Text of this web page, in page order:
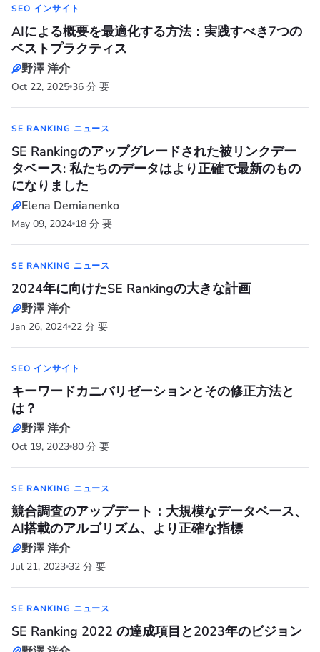
SEO インサイト
AIによる概要を最適化する方法：実践すべき7つの
ベストプラクティス
野澤 洋介
Oct 22, 2025 36 分 要
SE RANKING ニュース
SE Rankingのアップグレードされた被リンクデー
タベース: 私たちのデータはより正確で最新のもの
になりました
Elena Demianenko
May 09, 2024 18 分 要
SE RANKING ニュース
2024年に向けたSE Rankingの大きな計画
野澤 洋介
Jan 26, 2024 22 分 要
SEO インサイト
キーワードカニバリゼーションとその修正方法と
は？
野澤 洋介
Oct 19, 2023 80 分 要
SE RANKING ニュース
競合調査のアップデート：大規模なデータベース、
AI搭載のアルゴリズム、より正確な指標
野澤 洋介
Jul 21, 2023 32 分 要
SE RANKING ニュース
SE Ranking 2022 の達成項目と2023年のビジョン